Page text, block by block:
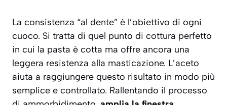
La consistenza “al dente” è l’obiettivo di ogni
cuoco. Si tratta di quel punto di cottura perfetto
in cui la pasta è cotta ma offre ancora una
leggera resistenza alla masticazione. L’aceto
aiuta a raggiungere questo risultato in modo più
semplice e controllato. Rallentando il processo